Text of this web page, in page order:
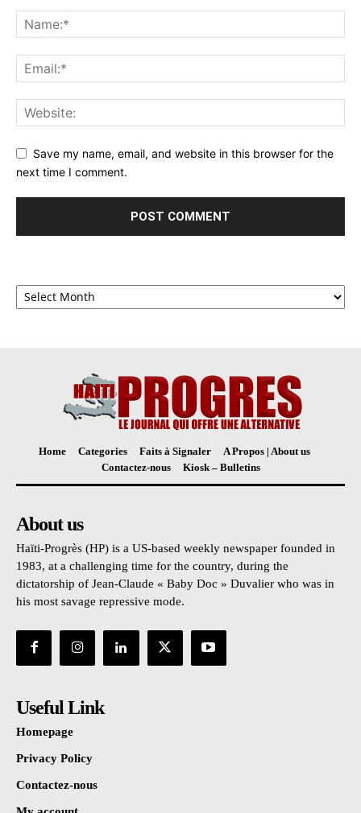
Save my name, email, and website in this browser for the
next time I comment.
Archives
Home Categories Faits à Signaler
A Propos | About us
Contactez-nous
Kiosk – Bulletins
About us
Haïti-Progrès (HP) is a US-based weekly newspaper founded in
1983, at a challenging time for the country, during the
dictatorship of Jean-Claude « Baby Doc » Duvalier who was in
his most savage repressive mode.
Useful Link
Homepage
Privacy Policy
Contactez-nous